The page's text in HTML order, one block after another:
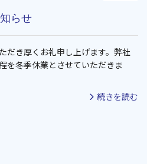
らせ
だき厚くお礼申し上げます。弊社
を冬季休業とさせていただきま
続きを読む